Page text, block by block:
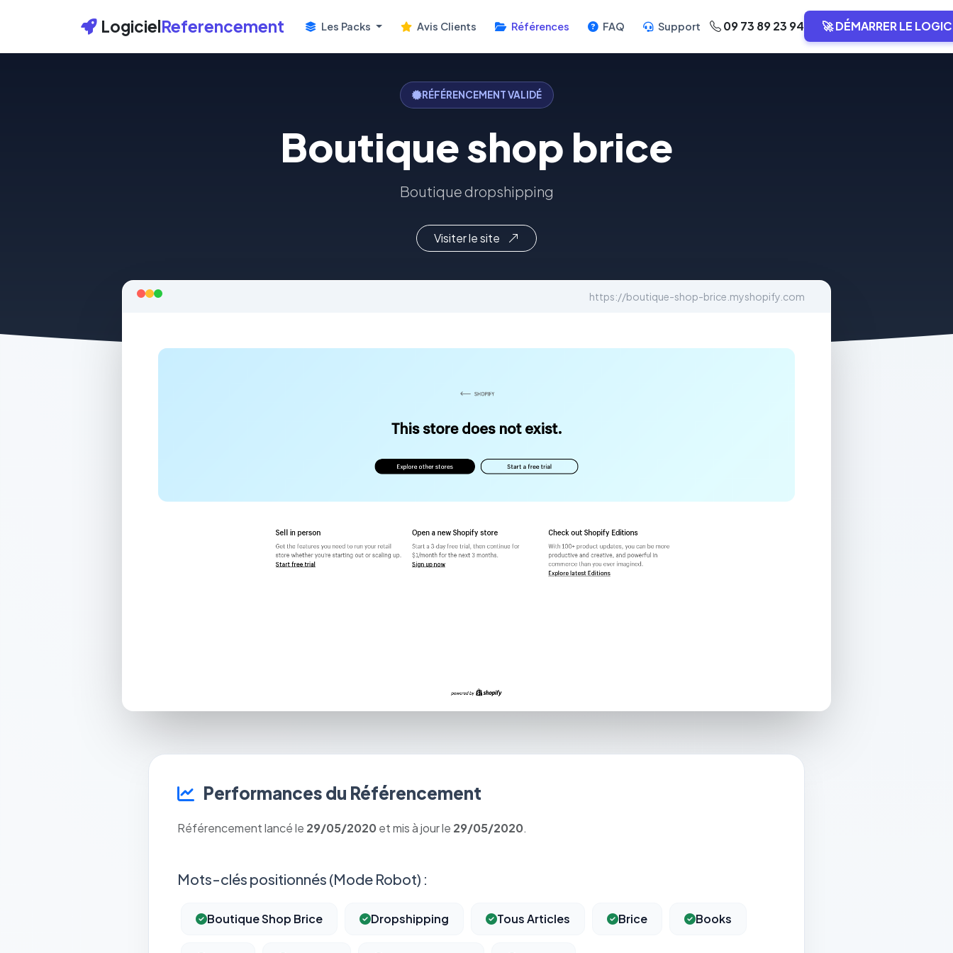
LogicielReferencement Les Packs Avis Clients Références FAQ Support 09 73 89 23 94 🚀 DÉMARRER LE
RÉFÉRENCEMENT VALIDÉ
Boutique shop brice
Boutique dropshipping
Visiter le site
https://boutique-shop-brice.myshopify.com
Performances du Référencement
Référencement lancé le 29/05/2020 et mis à jour le 29/05/2020.
Mots-clés positionnés (Mode Robot) :
Boutique Shop Brice Dropshipping Tous Articles Brice Books